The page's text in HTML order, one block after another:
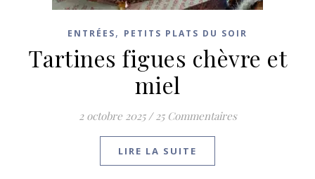
ENTRÉES, PETITS PLATS DU SOIR
Tartines figues chèvre et
miel
2 octobre 2025 / 25 Commentaires
LIRE LA SUITE